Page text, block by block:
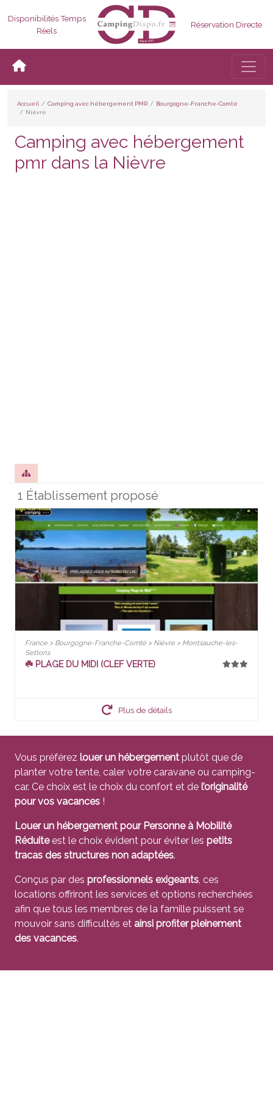
Disponibilités Temps
Réels
Réservation Directe
Accueil Camping avec hébergement PMR
Bourgogne-Franche-Comté
Nièvre
Camping avec hébergement
pmr dans la Nièvre
1 Établissement proposé
France > Bourgogne-Franche-Comté > Nièvre > Montsauche-les-
Settons
☘️ PLAGE DU MIDI (CLEF VERTE)
Plus de détails
Vous préférez louer un hébergement plutôt que de
planter votre tente, caler votre caravane ou camping-
car. Ce choix est le choix du confort et de l’originalité
pour vos vacances !
Louer un hébergement pour Personne à Mobilité
Réduiteest le choix évident pour éviter les petits
tracas des structures non adaptées.
Conçus par des professionnels exigeants, ces
locations offriront les services et options recherchées
afin que tous les membres de la famille puissent se
mouvoir sans difficultés et ainsi profiter pleinement
des vacances.